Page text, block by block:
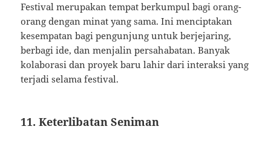
Festival merupakan tempat berkumpul bagi orang-
orang dengan minat yang sama. Ini menciptakan
kesempatan bagi pengunjung untuk berjejaring,
berbagi ide, dan menjalin persahabatan. Banyak
kolaborasi dan proyek baru lahir dari interaksi yang
terjadi selama festival.
11. Keterlibatan Seniman